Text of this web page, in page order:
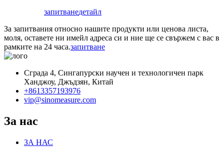
запитванедетайл
За запитвания относно нашите продукти или ценова листа,
моля, оставете ни имейл адреса си и ние ще се свържем с вас в
рамките на 24 часа.запитване
Сграда 4, Сингапурски научен и технологичен парк
Ханджоу, Джъдзян, Китай
+8613357193976
vip@sinomeasure.com
За нас
ЗА НАС